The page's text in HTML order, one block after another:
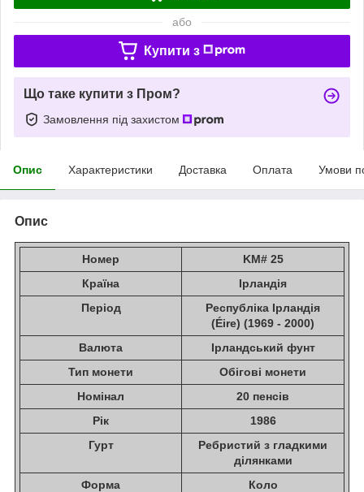
або
Купити з
Що таке купити з Пром?
Замовлення під захистом
Опис Характеристики Доставка Оплата Умови
Опис
Номер
KM# 25
Країна
Ірландія
Період
Республіка Ірландія
(Éire) (1969 - 2000)
Валюта
Ірландський фунт
Тип монети
Обігові монети
Номінал
20 пенсів
Рік
1986
Гурт
Ребристий з гладкими
ділянками
Форма
Коло